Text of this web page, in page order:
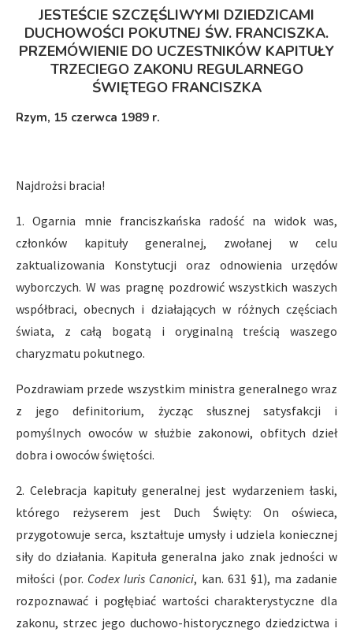
JESTEŚCIE SZCZĘŚLIWYMI DZIEDZICAMI
DUCHOWOŚCI POKUTNEJ ŚW. FRANCISZKA.
PRZEMÓWIENIE DO UCZESTNIKÓW KAPITUŁY
TRZECIEGO ZAKONU REGULARNEGO
ŚWIĘTEGO FRANCISZKA
Rzym, 15 czerwca 1989 r.
Najdrożsi bracia!
1. Ogarnia mnie franciszkańska radość na widok was,
członków kapituły generalnej, zwołanej w celu
zaktualizowania Konstytucji oraz odnowienia urzędów
wyborczych. W was pragnę pozdrowić wszystkich waszych
współbraci, obecnych i działających w różnych częściach
świata, z całą bogatą i oryginalną treścią waszego
charyzmatu pokutnego.
Pozdrawiam przede wszystkim ministra generalnego wraz
z jego definitorium, życząc słusznej satysfakcji i
pomyślnych owoców w służbie zakonowi, obfitych dzieł
dobra i owoców świętości.
2. Celebracja kapituły generalnej jest wydarzeniem łaski,
którego reżyserem jest Duch Święty: On oświeca,
przygotowuje serca, kształtuje umysły i udziela koniecznej
siły do działania. Kapituła generalna jako znak jedności w
miłości (por. Codex Iuris Canonici, kan. 631 §1), ma zadanie
rozpoznawać i pogłębiać wartości charakterystyczne dla
zakonu, strzec jego duchowo-historycznego dziedzictwa i